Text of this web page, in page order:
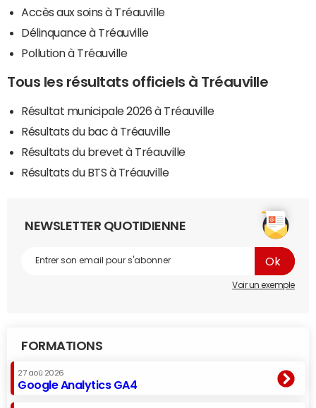
Accès aux soins à Tréauville
Délinquance à Tréauville
Pollution à Tréauville
Tous les résultats officiels à Tréauville
Résultat municipale 2026 à Tréauville
Résultats du bac à Tréauville
Résultats du brevet à Tréauville
Résultats du BTS à Tréauville
NEWSLETTER QUOTIDIENNE
Voir un exemple
FORMATIONS
27 aoû 2026
Google Analytics GA4